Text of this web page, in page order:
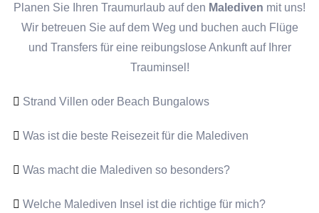
Planen Sie Ihren Traumurlaub auf den Malediven mit uns!
Wir betreuen Sie auf dem Weg und buchen auch Flüge
und Transfers für eine reibungslose Ankunft auf Ihrer
Trauminsel!
Strand Villen oder Beach Bungalows
Was ist die beste Reisezeit für die Malediven
Was macht die Malediven so besonders?
Welche Malediven Insel ist die richtige für mich?